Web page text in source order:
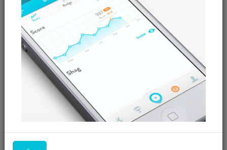
راهنمای خرید لپ تاپ در بهار 1404
دوره‌های آنلاین و رایگان دانشگاه هاروارد
باهوش‌ترین مدل بنز با سرنشینان صحبت می‌کند و
می‌خندد
آغاز بهار بهترین زمان برای کاشت چه گیاهانی است؟
یک بازی باخت ، باخت
آزمایش آژانس فضایی اروپا
پایان یک دوران برای وسترن‌دیجیتال
افزایش حقوق کارگران در سال 1404